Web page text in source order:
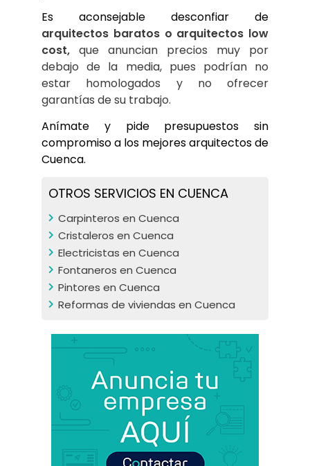
arquitectos baratos o arquitectos low
cost, que anuncian precios muy por
debajo de la media, pues podrían no
estar homologados y no ofrecer
garantías de su trabajo.
Anímate y pide presupuestos sin
compromiso a los mejores arquitectos de
Cuenca.
OTROS SERVICIOS EN CUENCA
Carpinteros en Cuenca
Cristaleros en Cuenca
Electricistas en Cuenca
Fontaneros en Cuenca
Pintores en Cuenca
Reformas de viviendas en Cuenca